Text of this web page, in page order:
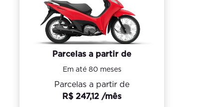
Parcelas a partir de
Em até 80 meses
Parcelas a partir de
R$ 247,12 /mês